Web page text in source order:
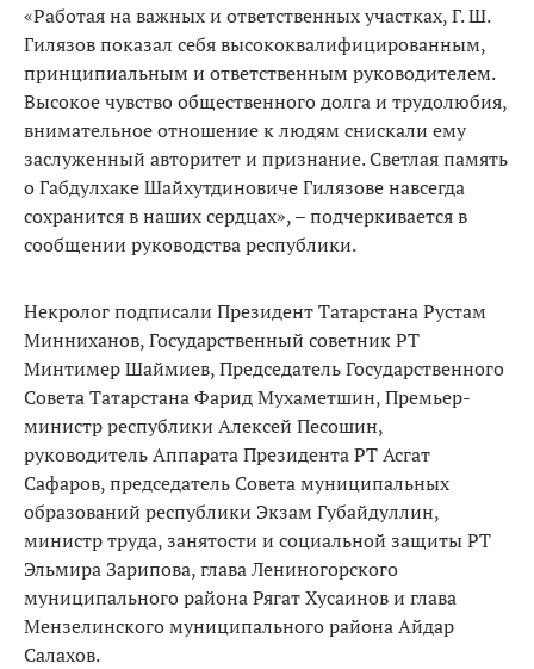
«Работая на важных и ответственных участках, Г. Ш.
Гилязов показал себя высококвалифицированным,
принципиальным и ответственным руководителем.
Высокое чувство общественного долга и трудолюбия,
внимательное отношение к людям снискали ему
заслуженный авторитет и признание. Светлая память
о Габдулхаке Шайхутдиновиче Гилязове навсегда
сохранится в наших сердцах», – подчеркивается в
сообщении руководства республики.
Некролог подписали Президент Татарстана Рустам
Минниханов, Государственный советник РТ
Минтимер Шаймиев, Председатель Государственного
Совета Татарстана Фарид Мухаметшин, Премьер-
министр республики Алексей Песошин,
руководитель Аппарата Президента РТ Асгат
Сафаров, председатель Совета муниципальных
образований республики Экзам Губайдуллин,
министр труда, занятости и социальной защиты РТ
Эльмира Зарипова, глава Лениногорского
муниципального района Рягат Хусаинов и глава
Мензелинского муниципального района Айдар
Салахов.